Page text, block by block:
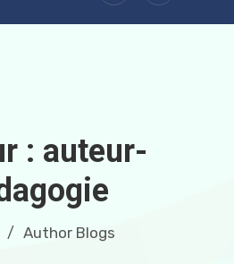
: auteur-
/ Author Blogs